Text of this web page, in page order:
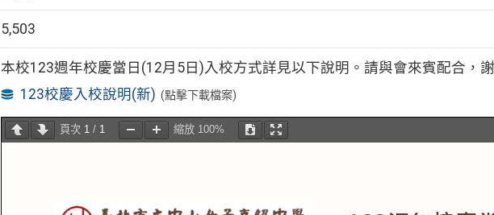
5,503
本校123週年校慶當日(12月5日)入校方式詳見以下說明。請與會來賓配合，
123校慶入校說明(新) (點擊下載檔案)
頁次 1/ 1 縮放 100%